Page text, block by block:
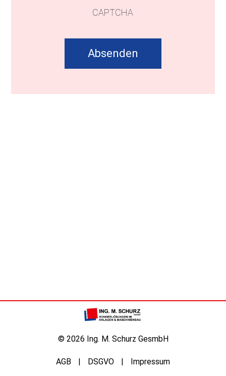
CAPTCHA
© 2026 Ing. M. Schurz GesmbH
AGB DSGVO Impressum